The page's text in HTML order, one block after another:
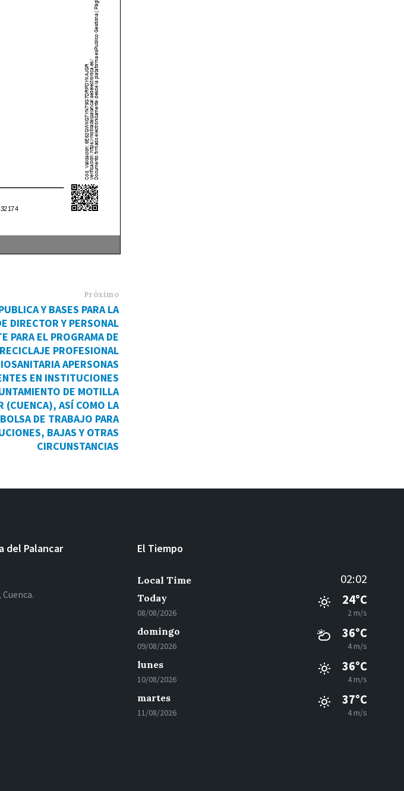
Próximo
Y BASES PARA LA
DIRECTOR Y PERSONAL
PARA EL PROGRAMA DE
PROFESIONAL
APERSONAS
EN INSTITUCIONES
DE MOTILLA
(CUENCA), ASÍ COMO LA
DE TRABAJO PARA
BAJAS Y OTRAS
CIRCUNSTANCIAS
del Palancar El Tiempo
Local Time 02:02
Today
08/08/2026
24°C
2 m/s
domingo
09/08/2026
36°C
4 m/s
lunes
10/08/2026
36°C
4 m/s
martes
11/08/2026
37°C
4 m/s